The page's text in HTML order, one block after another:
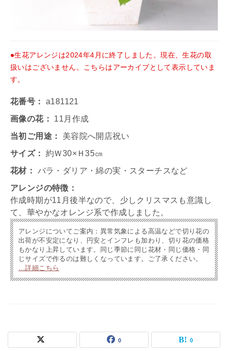
●生花アレンジは2024年4月に終了しました。現在、生花の取
扱いはございません。こちらはアーカイブとして表示していま
す。
花番号：
a181121
画像の花：
11月作成
当初ご用途：
美容院へ開店祝い
サイズ：
約Ｗ30×Ｈ35㎝
花材：
バラ・ダリア・綿の実・スターチスなど
アレンジの特徴：
作成時期が11月後半なので、少しクリスマスも意識し
て、華やかなオレンジ系で作成しました。
アレンジについてご案内：異常気象による高温などで切り花の
出荷が不安定になり、円安とインフレも加わり、切り花の価格
もかなり上昇しています。同じ季節に同じ花材・同じ価格・同
じサイズで作るのは難しくなっています。ご了承ください。
…詳細こちら
0 0